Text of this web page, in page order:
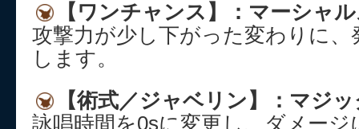
【ワンチャンス】：マーシャ
攻撃力が少し下がった変わりに、
します。
【術式／ジャベリン】：マジ
詠唱時間を0sに変更し、ダメー